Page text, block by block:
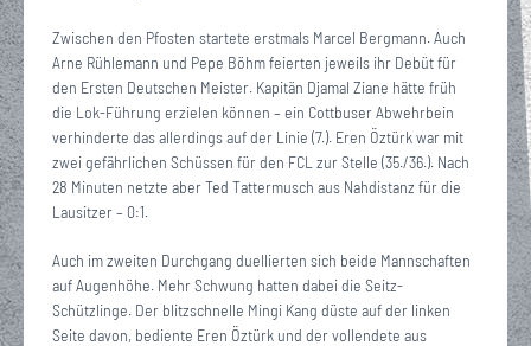
Zwischen den Pfosten startete erstmals Marcel Bergmann. Auch
Arne Rühlemann und Pepe Böhm feierten jeweils ihr Debüt für
den Ersten Deutschen Meister. Kapitän Djamal Ziane hätte früh
die Lok-Führung erzielen können – ein Cottbuser Abwehrbein
verhinderte das allerdings auf der Linie (7.). Eren Öztürk war mit
zwei gefährlichen Schüssen für den FCL zur Stelle (35./36.). Nach
28 Minuten netzte aber Ted Tattermusch aus Nahdistanz für die
Lausitzer – 0:1.
Auch im zweiten Durchgang duellierten sich beide Mannschaften
auf Augenhöhe. Mehr Schwung hatten dabei die Seitz-
Schützlinge. Der blitzschnelle Mingi Kang düste auf der linken
Seite davon, bediente Eren Öztürk und der vollendete aus